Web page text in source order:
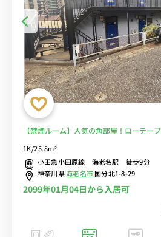
【禁煙ルーム】人気の角部屋！ローテー
納2ドア冷蔵庫など生活家電のあるお部
「ビナウォーク」「イオン」など複数あ
Fi格安レンタル中！
1K/25.8m²
小田急小田原線 海老名駅 徒歩9分
神奈川県海老名市国分北1-8-29
2099年01月04日から入居可